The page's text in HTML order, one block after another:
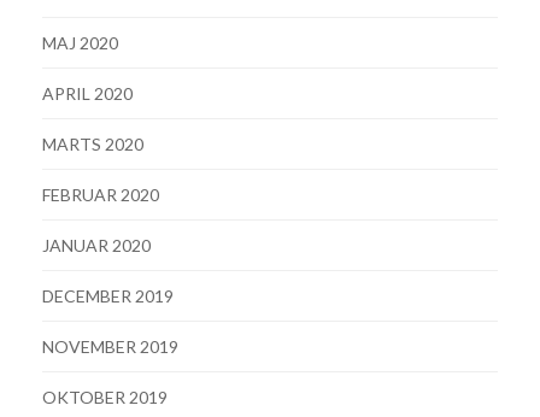
MAJ 2020
APRIL 2020
MARTS 2020
FEBRUAR 2020
JANUAR 2020
DECEMBER 2019
NOVEMBER 2019
OKTOBER 2019